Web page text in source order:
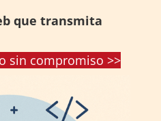
que transmita
sin compromiso >>